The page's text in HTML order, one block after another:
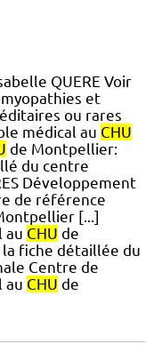
QUERE Voir
et
ou rares
médical au CHU
de Montpellier:
du centre
Développement
de référence
[...]
au CHU de
la fiche détaillée du
Centre de
au CHU de